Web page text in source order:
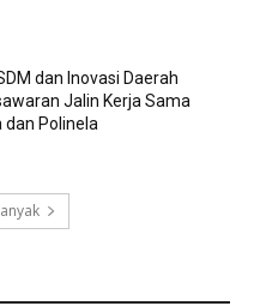
dan Inovasi Daerah
Jalin Kerja Sama
dan Polinela